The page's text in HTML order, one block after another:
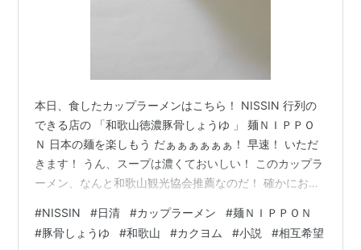
本日、食したカップラーメンはこちら！ NISSIN 行列の
できる店の 「和歌山徳濃豚骨しょうゆ 」 麺ＮＩＰＰＯ
Ｎ 日本の麺を楽しもう だぁぁぁぁぁぁ！ 早速！ いただ
きます！ うん、スープは濃くておいしい！ このカップラ
ーメン、なんと和歌山観光協会推薦なのだ！ 確かにおい
じなんでしょうね。 でも、やっぱりノンフライ麺は、あ
んまり好きじゃないな…… というのも、麺がほぐれない
#NISSIN #日清 #カップラーメン #麺ＮＩＰＰＯＮ
#豚骨しょうゆ #和歌山 #カクヨム #小説 #相互希望